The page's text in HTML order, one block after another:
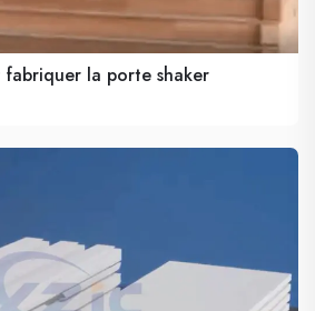
fabriquer la porte shaker